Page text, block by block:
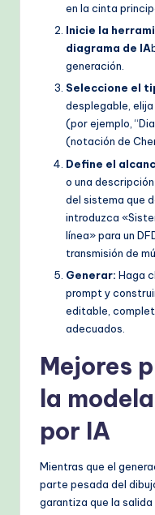
en la cinta
Inicie la
diagrama de IA
generación.
Seleccione el
desplegable,
(por ejemplo,
(notación de
Define el
o una
del sistema que
introduzca
línea» para un
transmisión de
Generar: Haga
prompt y
editable,
adecuados.
Mejores
la
por IA
Mientras que el
parte pesada del
garantiza que la